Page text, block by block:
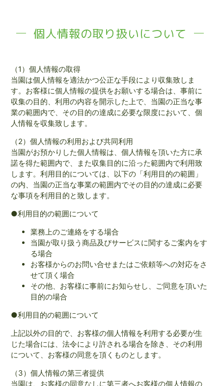
個人情報の取り扱いについて
（1）個人情報の取得
当園は個人情報を適法かつ公正な手段により収集致しま
す。お客様に個人情報の提供をお願いする場合は、事前に
収集の目的、利用の内容を開示した上で、当園の正当な事
業の範囲内で、その目的の達成に必要な限度において、個
人情報を収集致します。
（2）個人情報の利用および共同利用
当園がお預かりした個人情報は、個人情報を頂いた方に承
諾を得た範囲内で、また収集目的に沿った範囲内で利用致
します。利用目的については、以下の「利用目的の範囲」
の内、当園の正当な事業の範囲内でその目的の達成に必要
な事項を利用目的と致します。
●利用目的の範囲について
業務上のご連絡をする場合
当園が取り扱う商品及びサービスに関するご案内をす
る場合
お客様からのお問い合せまたはご依頼等への対応をさ
せて頂く場合
その他、お客様に事前にお知らせし、ご同意を頂いた
目的の場合
●利用目的の範囲について
上記以外の目的で、お客様の個人情報を利用する必要が生
じた場合には、法令により許される場合を除き、その利用
について、お客様の同意を頂くものとします。
（3）個人情報の第三者提供
当園は、お客様の同意なしに第三者へお客様の個人情報の